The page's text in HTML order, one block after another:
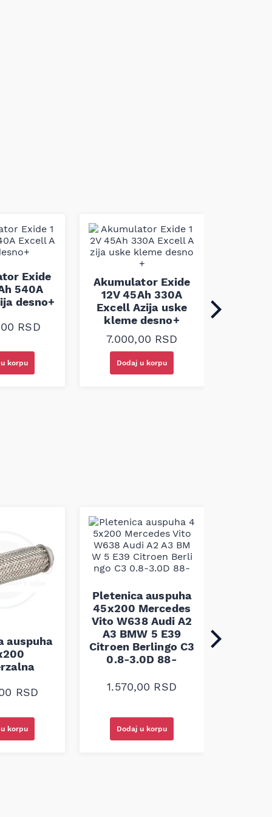
RSD.
Exide
540A
desno+
RSD
korpu
Akumulator Exide
12V 45Ah 330A
Excell Azija uske
kleme desno+
7.000,00 RSD
Dodaj u korpu
auspuha
RSD
korpu
Pletenica auspuha
45x200 Mercedes
Vito W638 Audi A2
A3 BMW 5 E39
Citroen Berlingo C3
0.8-3.0D 88-
1.570,00 RSD
Dodaj u korpu